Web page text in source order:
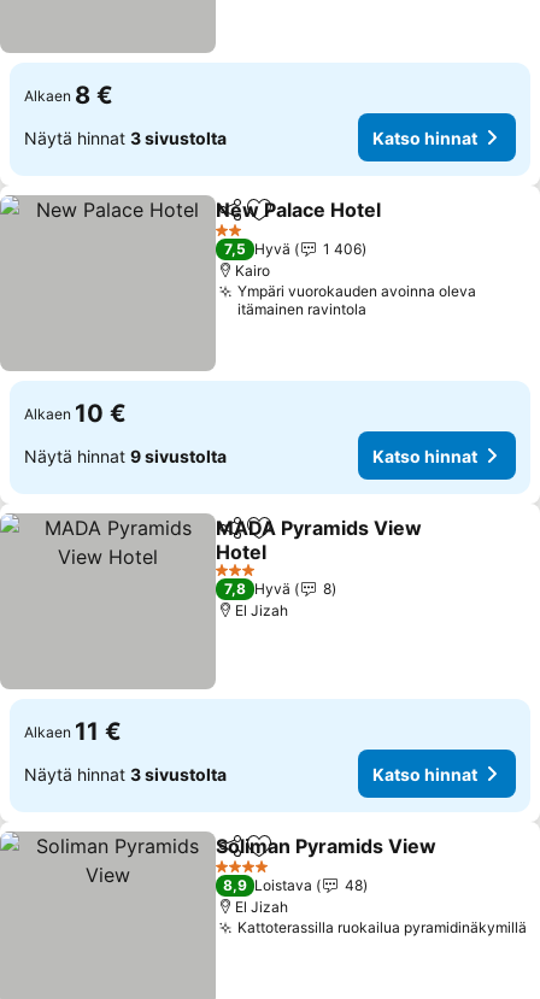
Alkaen 8 €
Näytä hinnat 3 sivustolta Katso hinnat
Jaa Lisää suosikkeihin
New Palace Hotel
2 Tähtiluokitus
7,5 Hyvä
1 406
Kairo
Ympäri vuorokauden avoinna oleva
itämainen ravintola
Alkaen 10 €
Näytä hinnat 9 sivustolta Katso hinnat
Jaa Lisää suosikkeihin
MADA Pyramids View
Hotel
3 Tähtiluokitus
7,8 Hyvä
8
El Jizah
Alkaen 11 €
Näytä hinnat 3 sivustolta Katso hinnat
Jaa Lisää suosikkeihin
Soliman Pyramids View
4 Tähtiluokitus
8,9 Loistava
48
El Jizah
Kattoterassilla ruokailua pyramidinäkymillä